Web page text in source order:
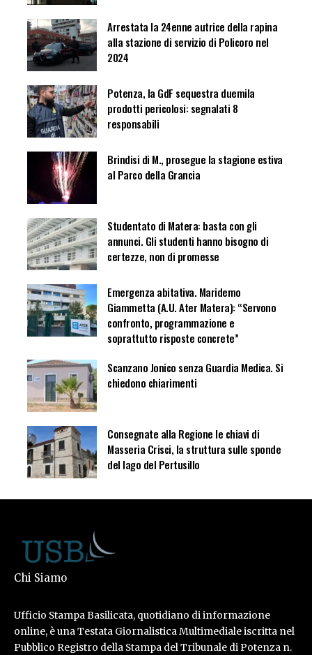
Arrestata la 24enne autrice della rapina
alla stazione di servizio di Policoro nel
2024
Potenza, la GdF sequestra duemila
prodotti pericolosi: segnalati 8
responsabili
Brindisi di M., prosegue la stagione estiva
al Parco della Grancia
Studentato di Matera: basta con gli
annunci. Gli studenti hanno bisogno di
certezze, non di promesse
Emergenza abitativa. Maridemo
Giammetta (A.U. Ater Matera): “Servono
confronto, programmazione e
soprattutto risposte concrete”
Scanzano Jonico senza Guardia Medica. Si
chiedono chiarimenti
Consegnate alla Regione le chiavi di
Masseria Crisci, la struttura sulle sponde
del lago del Pertusillo
Chi Siamo
Ufficio Stampa Basilicata, quotidiano di informazione
online, è una Testata Giornalistica Multimediale iscritta nel
Pubblico Registro della Stampa del Tribunale di Potenza n.